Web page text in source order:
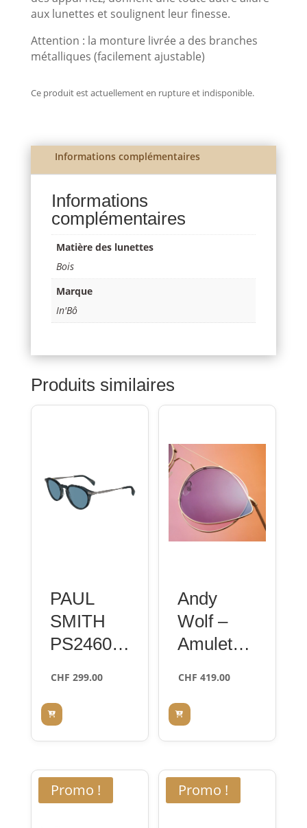
aux lunettes et soulignent leur finesse.
Attention : la monture livrée a des branches
métalliques (facilement ajustable)
Ce produit est actuellement en rupture et indisponible.
Informations complémentaires
Informations
complémentaires
Matière des lunettes
Bois
Marque
In'Bô
Produits similaires
PAUL
SMITH
PS24604
S KEATS
CHF 299.00
Andy
Wolf –
Amulet
CHF 419.00
Promo ! Promo !